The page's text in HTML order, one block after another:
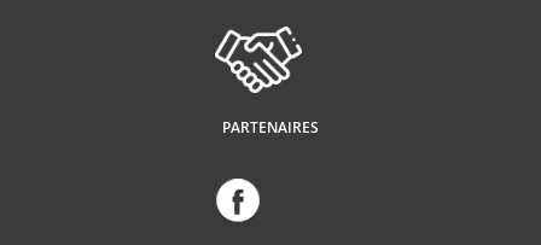
PARTENAIRES